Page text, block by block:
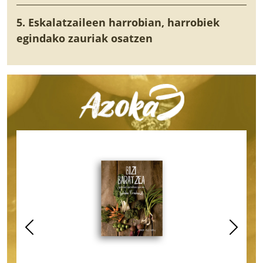
5. Eskalatzaileen harrobian, harrobiek
egindako zauriak osatzen